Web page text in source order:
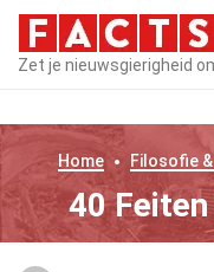
Zet je nieuwsgierigheid
Home Filosofie
40